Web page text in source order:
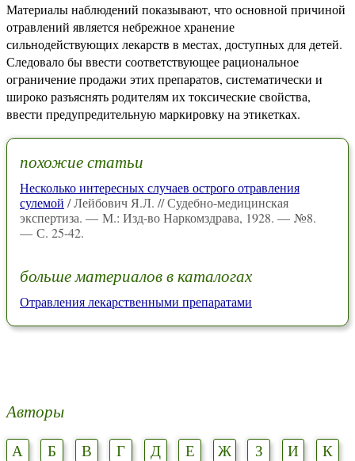
Материалы наблюдений показывают, что основной причиной
отравлений является небрежное хранение
сильнодействующих лекарств в местах, доступных для детей.
Следовало бы ввести соответствующее рациональное
ограничение продажи этих препаратов, систематически и
широко разъяснять родителям их токсические свойства,
ввести предупредительную маркировку на этикетках.
похожие статьи
Несколько интересных случаев острого отравления
сулемой / Лейбович Я.Л. // Судебно-медицинская
экспертиза. — М.: Изд-во Наркомздрава, 1928. — №8.
— С. 25-42.
больше материалов в каталогах
Отравления лекарственными препаратами
Авторы
А Б В Г Д Е Ж З И
К